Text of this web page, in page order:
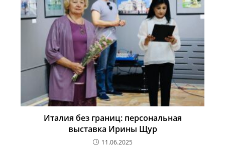
Италия без границ: персональная
выставка Ирины Щур
11.06.2025